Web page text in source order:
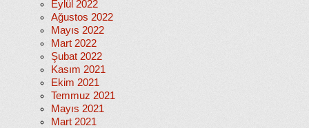
Eylül 2022
Ağustos 2022
Mayıs 2022
Mart 2022
Şubat 2022
Kasım 2021
Ekim 2021
Temmuz 2021
Mayıs 2021
Mart 2021